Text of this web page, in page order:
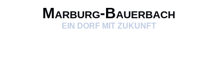
Marburg-Bauerbach
EIN DORF MIT ZUKUNFT